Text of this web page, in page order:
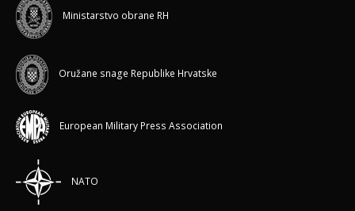
Ministarstvo obrane RH
Oružane snage Republike Hrvatske
European Military Press Association
NATO